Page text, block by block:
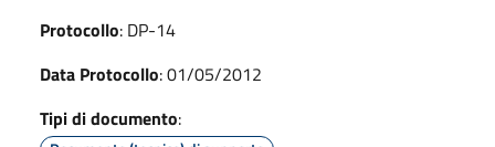
Protocollo: DP-14
Data Protocollo: 01/05/2012
Tipi di documento: